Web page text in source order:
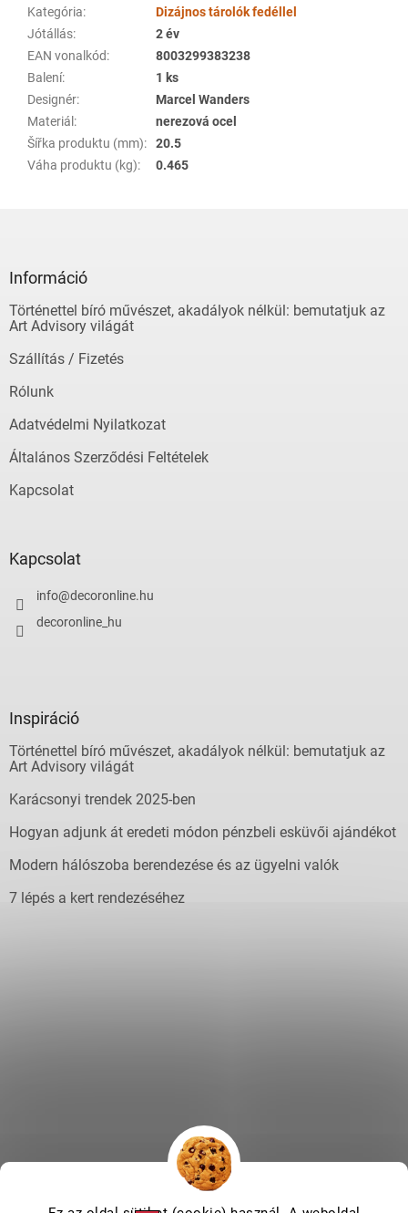
Kategória:
Dizájnos tárolók fedéllel
Jótállás:
2 év
EAN vonalkód:
8003299383238
Balení:
1 ks
Designér:
Marcel Wanders
Materiál :
nerezová ocel
Šířka produktu (mm):
20.5
Váha produktu (kg): 0.465
Információ
Történettel bíró művészet, akadályok nélkül: bemutatjuk az
Art Advisory világát
Szállítás / Fizetés
Rólunk
Adatvédelmi Nyilatkozat
Általános Szerződési Feltételek
Kapcsolat
Kapcsolat
info@decoronline.hu
decoronline_hu
Inspiráció
Történettel bíró művészet, akadályok nélkül: bemutatjuk az
Art Advisory világát
Karácsonyi trendek 2025-ben
Hogyan adjunk át eredeti módon pénzbeli esküvői ajándékot
Modern hálószoba berendezése és az ügyelni valók
7 lépés a kert rendezéséhez